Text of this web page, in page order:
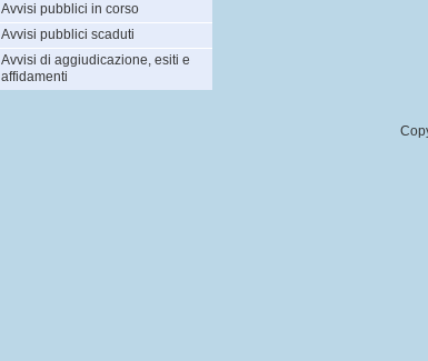
Avvisi pubblici in corso
Avvisi pubblici scaduti
Avvisi di aggiudicazione, esiti e
affidamenti